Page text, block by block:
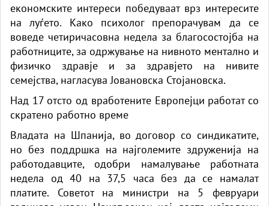
економските интереси победуваат врз интересите
на луѓето. Како психолог препорачувам да се
воведе четиричасовна недела за благосостојба на
работниците, за одржување на нивното ментално и
физичко здравје и за здравјето на нивите
семејства, нагласува Јовановска Стојановска.
Над 17 отсто од вработените Европејци работат со
скратено работно време
Владата на Шпанија, во договор со синдикатите,
но без поддршка на најголемите здруженија на
работодавците, одобри намалување работната
недела од 40 на 37,5 часа без да се намалат
платите. Советот на министри на 5 февруари